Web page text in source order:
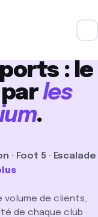
: le
parles
.
· Foot 5 · Escalade
volume de clients,
de chaque club